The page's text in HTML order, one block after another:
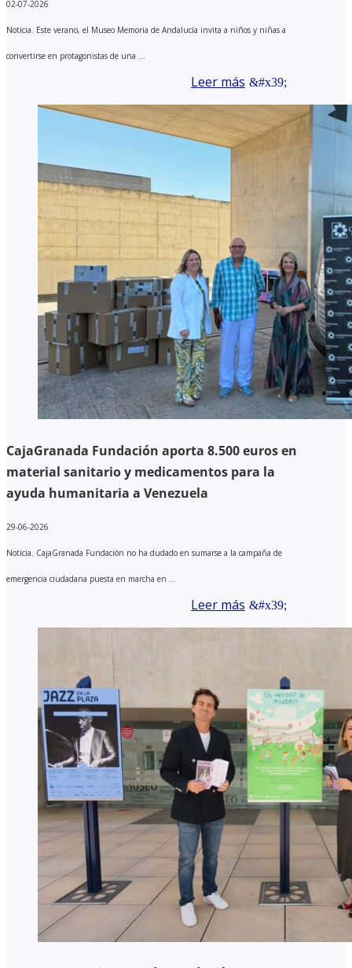
02-07-2026
Noticia. Este verano, el Museo Memoria de Andalucía invita a niños y niñas a
convertirse en protagonistas de una ...
Leer más
CajaGranada Fundación aporta 8.500 euros en
material sanitario y medicamentos para la
ayuda humanitaria a Venezuela
29-06-2026
Noticia. CajaGranada Fundación no ha dudado en sumarse a la campaña de
emergencia ciudadana puesta en marcha en ...
Leer más